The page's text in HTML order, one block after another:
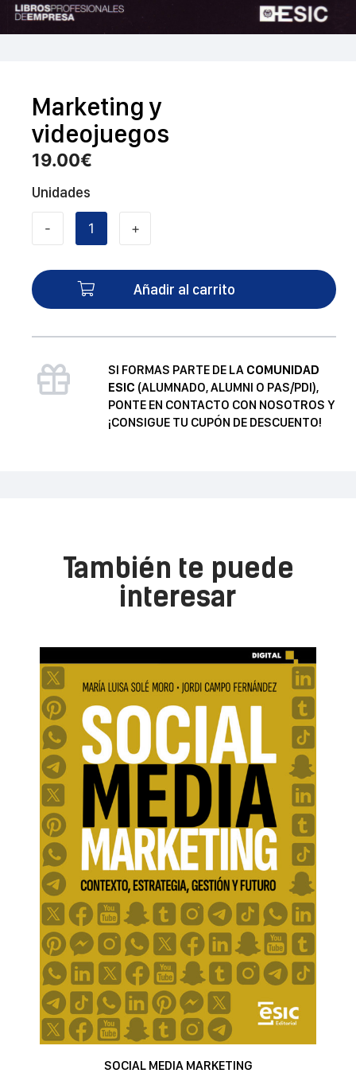
Marketing y
videojuegos
19.00€
Unidades
-
cantidad
+
Añadir al carrito
SI FORMAS PARTE DE LA COMUNIDAD
ESIC (ALUMNADO, ALUMNI O PAS/PDI),
PONTE EN CONTACTO CON NOSOTROS Y
¡CONSIGUE TU CUPÓN DE DESCUENTO!
También te puede
interesar
SOCIAL MEDIA MARKETING